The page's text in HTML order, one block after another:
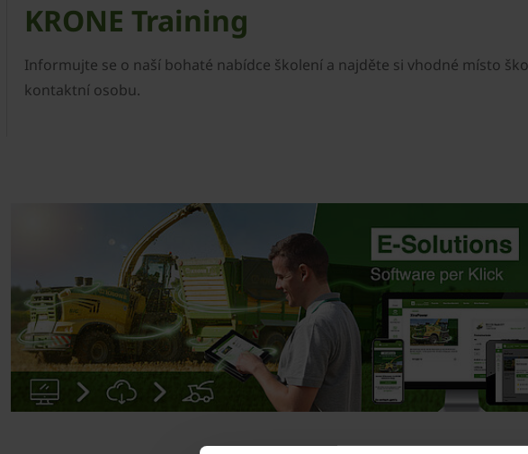
KRONE Training
Informujte se o naší bohaté nabídce školení a najděte si vhodné místo
kontaktní osobu.